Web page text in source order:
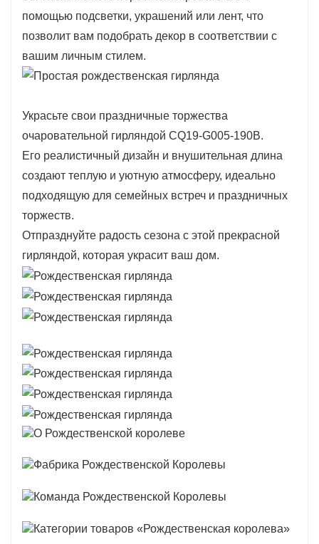
стеллаж CQ19-G005-190B демонстрирует
реалистичную листву, которая добавляет
глубины и текстуры вашим декорациям.
Насыщенные зеленые тона напоминают о
идеальным дополнением как к
традиционному, так и к современному стилю
оформления интерьера.
Легкая конструкция позволяет легко
размещать и подвешивать светильники,
предоставляя вам свободу для создания
уникальной композиции.
помощью подсветки, украшений или лент, что
позволит вам подобрать декор в соответствии с
вашим личным стилем.
Украсьте свои праздничные торжества
очаровательной гирляндой CQ19-G005-190B.
Его реалистичный дизайн и внушительная длина
создают теплую и уютную атмосферу, идеально
подходящую для семейных встреч и праздничных
торжеств.
Отпразднуйте радость сезона с этой прекрасной
гирляндой, которая украсит ваш дом.